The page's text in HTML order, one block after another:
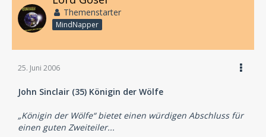
Themenstarter
MindNapper
25. Juni 2006
John Sinclair (35) Königin der Wölfe
„Königin der Wölfe“ bietet einen würdigen Abschluss für
einen guten Zweiteiler...